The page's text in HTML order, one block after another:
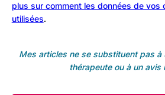
plus sur comment les données de vos
utilisées.
Mes articles ne se substituent pas à
thérapeute ou à un avis